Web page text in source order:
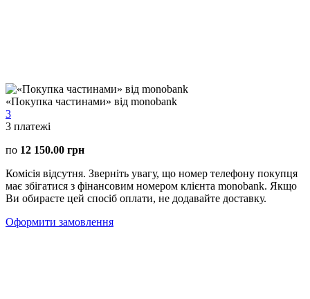
«Покупка частинами» від monobank
3
3 платежі
по 12 150.00 грн
Комісія відсутня. Зверніть увагу, що номер телефону покупця
має збігатися з фінансовим номером клієнта monobank. Якщо
Ви обираєте цей спосіб оплати, не додавайте доставку.
Оформити замовлення